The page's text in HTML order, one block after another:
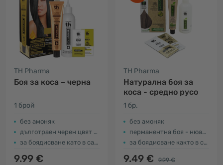
TH Pharma
Боя за коса – черна
1 брой
без амоняк
дълготраен черен цвят – нюанс № 1
за боядисване като в салон
9.99 €
TH Pharma
Натурална боя за
коса - средно русо
1 бр.
без амоняк
перманентна боя - нюанс 7
за боядисване както в салона
9.49 €
9.99 €